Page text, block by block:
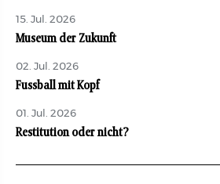
15. Jul. 2026
Museum der Zukunft
02. Jul. 2026
Fussball mit Kopf
01. Jul. 2026
Restitution oder nicht?